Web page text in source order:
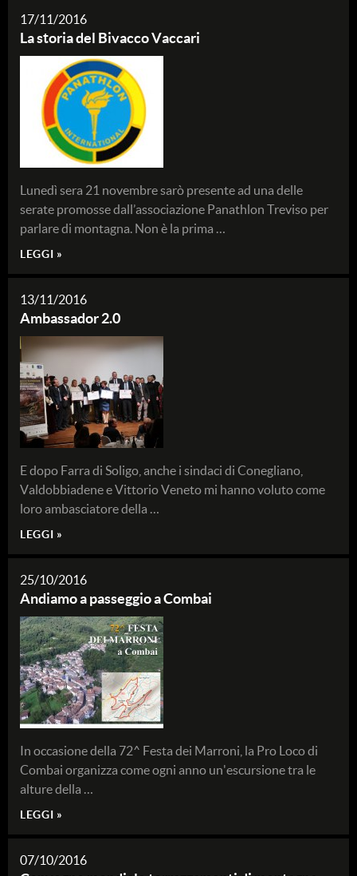
17/11/2016
La storia del Bivacco Vaccari
Lunedì sera 21 novembre sarò presente ad una delle
serate promosse dall’associazione Panathlon Treviso per
parlare di montagna. Non è la prima …
LEGGI »
13/11/2016
Ambassador 2.0
E dopo Farra di Soligo, anche i sindaci di Conegliano,
Valdobbiadene e Vittorio Veneto mi hanno voluto come
loro ambasciatore della …
LEGGI »
25/10/2016
Andiamo a passeggio a Combai
In occasione della 72^ Festa dei Marroni, la Pro Loco di
Combai organizza come ogni anno un'escursione tra le
alture della …
LEGGI »
07/10/2016